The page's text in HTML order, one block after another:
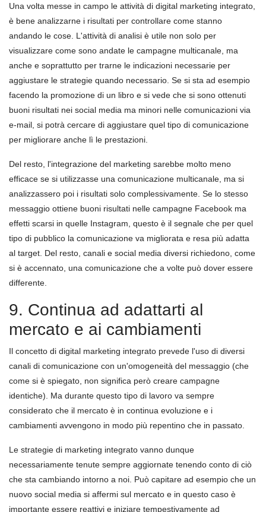
Una volta messe in campo le attività di digital marketing integrato,
è bene analizzarne i risultati per controllare come stanno
andando le cose. L'attività di analisi è utile non solo per
visualizzare come sono andate le campagne multicanale, ma
anche e soprattutto per trarne le indicazioni necessarie per
aggiustare le strategie quando necessario. Se si sta ad esempio
facendo la promozione di un libro e si vede che si sono ottenuti
buoni risultati nei social media ma minori nelle comunicazioni via
e-mail, si potrà cercare di aggiustare quel tipo di comunicazione
per migliorare anche lì le prestazioni.
Del resto, l'integrazione del marketing sarebbe molto meno
efficace se si utilizzasse una comunicazione multicanale, ma si
analizzassero poi i risultati solo complessivamente. Se lo stesso
messaggio ottiene buoni risultati nelle campagne Facebook ma
effetti scarsi in quelle Instagram, questo è il segnale che per quel
tipo di pubblico la comunicazione va migliorata e resa più adatta
al target. Del resto, canali e social media diversi richiedono, come
si è accennato, una comunicazione che a volte può dover essere
differente.
9. Continua ad adattarti al
mercato e ai cambiamenti
Il concetto di digital marketing integrato prevede l'uso di diversi
canali di comunicazione con un'omogeneità del messaggio (che
come si è spiegato, non significa però creare campagne
identiche). Ma durante questo tipo di lavoro va sempre
considerato che il mercato è in continua evoluzione e i
cambiamenti avvengono in modo più repentino che in passato.
Le strategie di marketing integrato vanno dunque
necessariamente tenute sempre aggiornate tenendo conto di ciò
che sta cambiando intorno a noi. Può capitare ad esempio che un
nuovo social media si affermi sul mercato e in questo caso è
importante essere reattivi e iniziare tempestivamente ad